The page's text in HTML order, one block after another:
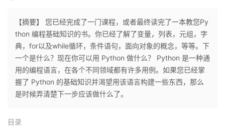
个
人
我
【摘要】 您已经完成了一门课程，或者最终读完了一本教您Py
thon 编程基础知识的书。你已经了解了变量，列表，元组，字
典，for以及while循环，条件语句，面向对象的概念，等等。下
一个是什么？现在你可以用 Python 做什么？ Python 是一种通
用的编程语言，在各个不同领域都有许多用例。如果您已经掌
握了 Python 的基础知识并渴望用该语言构建一些东西，那么
是时候弄清楚下一步应该做什么了。
目录